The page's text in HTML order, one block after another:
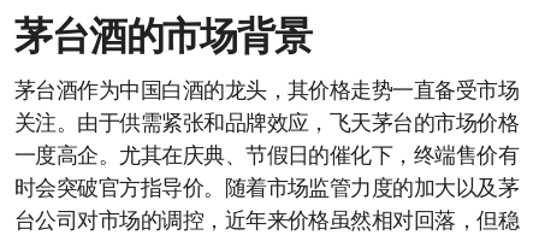
茅台酒的市场背景
茅台酒作为中国白酒的龙头，其价格走势一直备受市场
关注。由于供需紧张和品牌效应，飞天茅台的市场价格
一度高企。尤其在庆典、节假日的催化下，终端售价有
时会突破官方指导价。随着市场监管力度的加大以及茅
台公司对市场的调控，近年来价格虽然相对回落，但稳